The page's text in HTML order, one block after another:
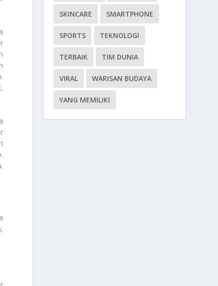
SKINCARE SMARTPHONE
SPORTS TEKNOLOGI
TERBAIK TIM DUNIA
VIRAL WARISAN BUDAYA
YANG MEMILIKI